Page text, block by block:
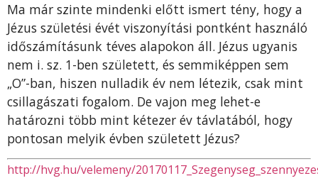
Ma már szinte mindenki előtt ismert tény, hogy a
Jézus születési évét viszonyítási pontként használó
időszámításunk téves alapokon áll. Jézus ugyanis
nem i. sz. 1-ben született, és semmiképpen sem
„O”-ban, hiszen nulladik év nem létezik, csak mint
csillagászati fogalom. De vajon meg lehet-e
határozni több mint kétezer év távlatából, hogy
pontosan melyik évben született Jézus?
http://hvg.hu/velemeny/